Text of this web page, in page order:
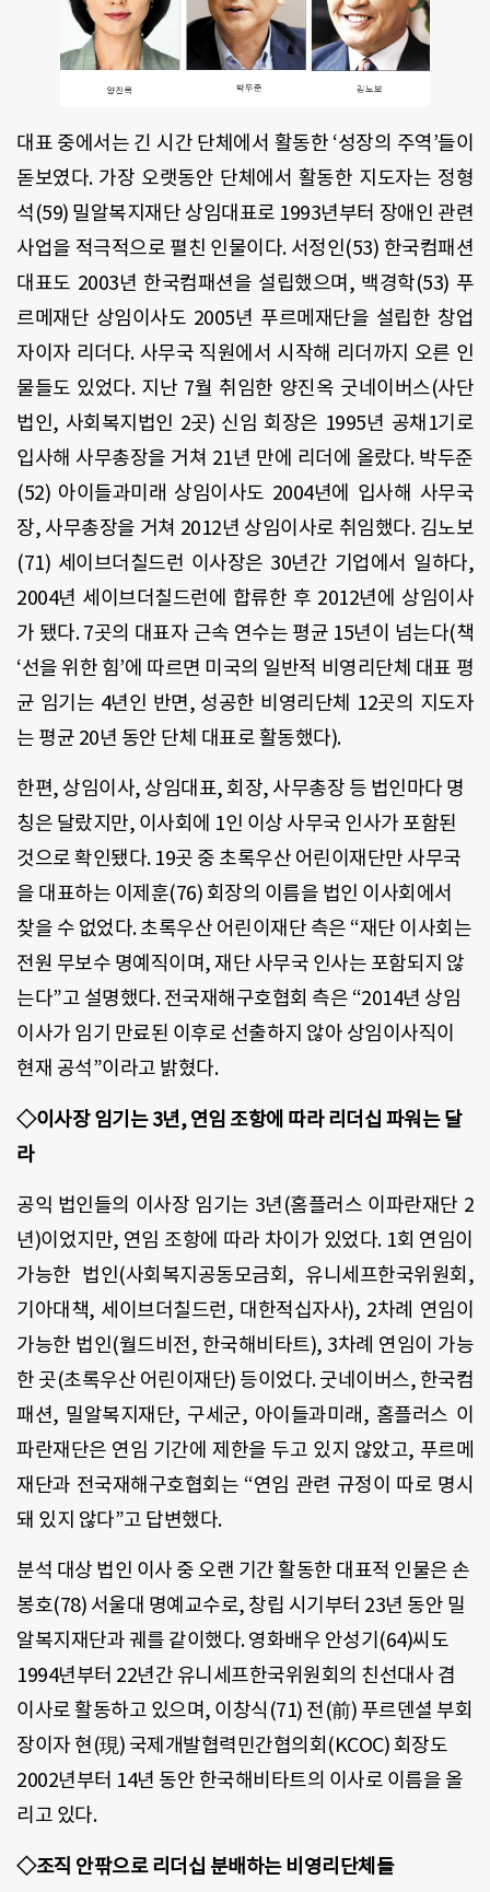
대표 중에서는 긴 시간 단체에서 활동한 ‘성장의 주역’들이
돋보였다. 가장 오랫동안 단체에서 활동한 지도자는 정형
석(59) 밀알복지재단 상임대표로 1993년부터 장애인 관련
사업을 적극적으로 펼친 인물이다. 서정인(53) 한국컴패션
대표도 2003년 한국컴패션을 설립했으며, 백경학(53) 푸
르메재단 상임이사도 2005년 푸르메재단을 설립한 창업
자이자 리더다. 사무국 직원에서 시작해 리더까지 오른 인
물들도 있었다. 지난 7월 취임한 양진옥 굿네이버스(사단
법인, 사회복지법인 2곳) 신임 회장은 1995년 공채1기로
입사해 사무총장을 거쳐 21년 만에 리더에 올랐다. 박두준
(52) 아이들과미래 상임이사도 2004년에 입사해 사무국
장, 사무총장을 거쳐 2012년 상임이사로 취임했다. 김노보
(71) 세이브더칠드런 이사장은 30년간 기업에서 일하다,
2004년 세이브더칠드런에 합류한 후 2012년에 상임이사
가 됐다. 7곳의 대표자 근속 연수는 평균 15년이 넘는다(책
‘선을 위한 힘’에 따르면 미국의 일반적 비영리단체 대표 평
균 임기는 4년인 반면, 성공한 비영리단체 12곳의 지도자
는 평균 20년 동안 단체 대표로 활동했다).
한편, 상임이사, 상임대표, 회장, 사무총장 등 법인마다 명
칭은 달랐지만, 이사회에 1인 이상 사무국 인사가 포함된
것으로 확인됐다. 19곳 중 초록우산 어린이재단만 사무국
을 대표하는 이제훈(76) 회장의 이름을 법인 이사회에서
찾을 수 없었다. 초록우산 어린이재단 측은 “재단 이사회는
전원 무보수 명예직이며, 재단 사무국 인사는 포함되지 않
는다”고 설명했다. 전국재해구호협회 측은 “2014년 상임
이사가 임기 만료된 이후로 선출하지 않아 상임이사직이
현재 공석”이라고 밝혔다.
◇이사장 임기는 3년, 연임 조항에 따라 리더십 파워는 달
라
공익 법인들의 이사장 임기는 3년(홈플러스 이파란재단 2
년)이었지만, 연임 조항에 따라 차이가 있었다. 1회 연임이
가능한 법인(사회복지공동모금회, 유니세프한국위원회,
기아대책, 세이브더칠드런, 대한적십자사), 2차례 연임이
가능한 법인(월드비전, 한국해비타트), 3차례 연임이 가능
한 곳(초록우산 어린이재단) 등이었다. 굿네이버스, 한국컴
패션, 밀알복지재단, 구세군, 아이들과미래, 홈플러스 이
파란재단은 연임 기간에 제한을 두고 있지 않았고, 푸르메
재단과 전국재해구호협회는 “연임 관련 규정이 따로 명시
돼 있지 않다”고 답변했다.
분석 대상 법인 이사 중 오랜 기간 활동한 대표적 인물은 손
봉호(78) 서울대 명예교수로, 창립 시기부터 23년 동안 밀
알복지재단과 궤를 같이했다. 영화배우 안성기(64)씨도
1994년부터 22년간 유니세프한국위원회의 친선대사 겸
이사로 활동하고 있으며, 이창식(71) 전(前) 푸르덴셜 부회
장이자 현(現) 국제개발협력민간협의회(KCOC) 회장도
2002년부터 14년 동안 한국해비타트의 이사로 이름을 올
리고 있다.
◇조직 안팎으로 리더십 분배하는 비영리단체들